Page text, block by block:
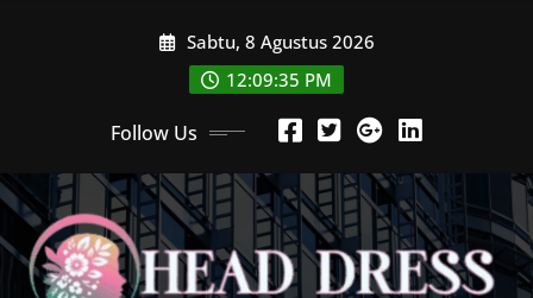
Sabtu, 8 Agustus 2026
12:09:37 PM
Follow Us